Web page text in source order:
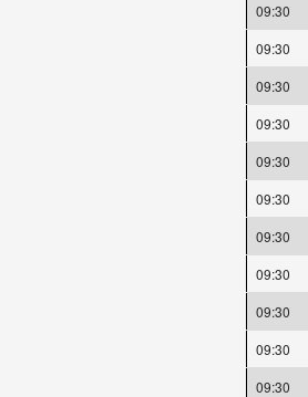
09:30
09:30
09:30
09:30
09:30
09:30
09:30
09:30
09:30
09:30
09:30